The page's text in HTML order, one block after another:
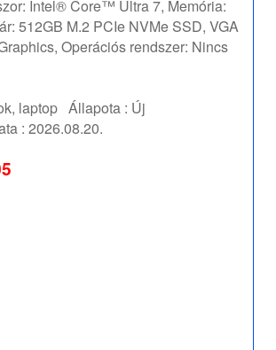
Intel® Core™ Ultra 7, Memória:
512GB M.2 PCIe NVMe SSD, VGA
Operációs rendszer: Nincs
laptop Állapota : Új
:2026.08.20.